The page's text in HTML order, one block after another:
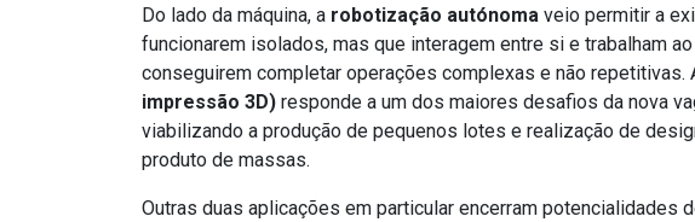
Do lado da máquina, a robotização autónoma veio permitir a
funcionarem isolados, mas que interagem entre si e trabalham
conseguirem completar operações complexas e não repetitivas.
impressão 3D) responde a um dos maiores desafios da nova
viabilizando a produção de pequenos lotes e realização de
produto de massas.
Outras duas aplicações em particular encerram potencialidades